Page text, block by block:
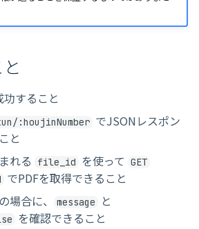
すること
:houjinNumber でJSONレスポン
と
れる
file_id を使って GET
でPDFを取得できること
場合に、
message と
を確認できること